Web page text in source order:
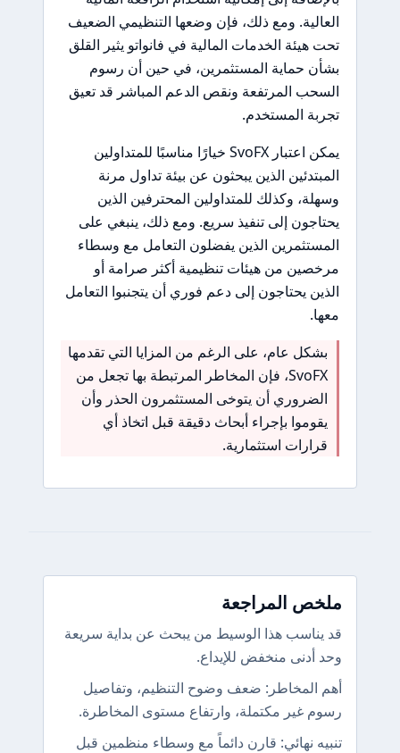
العالية. ومع ذلك، فإن وضعها التنظيمي الضعيف
تحت هيئة الخدمات المالية في فانواتو يثير القلق
بشأن حماية المستثمرين، في حين أن رسوم
السحب المرتفعة ونقص الدعم المباشر قد تعيق
تجربة المستخدم.
يمكن اعتبار SvoFX خيارًا مناسبًا للمتداولين
المبتدئين الذين يبحثون عن بيئة تداول مرنة
وسهلة، وكذلك للمتداولين المحترفين الذين
يحتاجون إلى تنفيذ سريع. ومع ذلك، ينبغي على
المستثمرين الذين يفضلون التعامل مع وسطاء
مرخصين من هيئات تنظيمية أكثر صرامة أو
الذين يحتاجون إلى دعم فوري أن يتجنبوا التعامل
معها.
بشكل عام، على الرغم من المزايا التي تقدمها
SvoFX، فإن المخاطر المرتبطة بها تجعل من
الضروري أن يتوخى المستثمرون الحذر وأن
يقوموا بإجراء أبحاث دقيقة قبل اتخاذ أي
قرارات استثمارية.
ملخص المراجعة
قد يناسب هذا الوسيط من يبحث عن بداية سريعة
وحد أدنى منخفض للإيداع.
أهم المخاطر: ضعف وضوح التنظيم، وتفاصيل
رسوم غير مكتملة، وارتفاع مستوى المخاطرة.
تنبيه نهائي: قارن دائماً مع وسطاء منظمين قبل